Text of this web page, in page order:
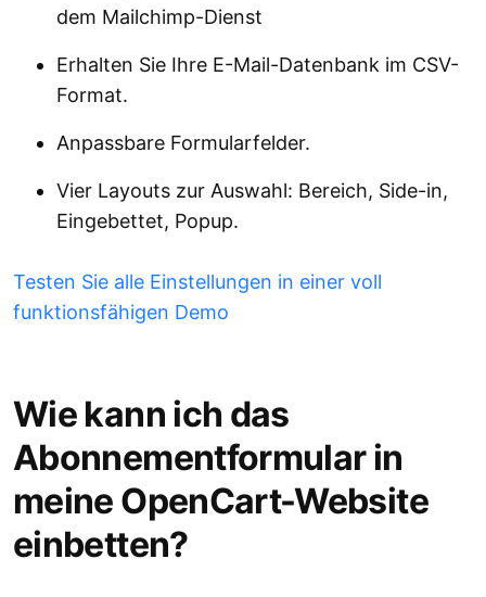
dem Mailchimp-Dienst
Erhalten Sie Ihre E-Mail-Datenbank im CSV-
Format.
Anpassbare Formularfelder.
Vier Layouts zur Auswahl: Bereich, Side-in,
Eingebettet, Popup.
Testen Sie alle Einstellungen in einer voll
funktionsfähigen Demo
Wie kann ich das
Abonnementformular in
meine OpenCart-Website
einbetten?